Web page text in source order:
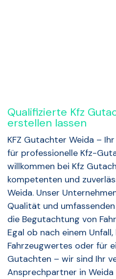
Qualifizierte Kfz
erstellen lassen
KFZ Gutachter Weida –
für professionelle Kfz-
willkommen bei Kfz
kompetenten und
Weida. Unser
Qualität und
die Begutachtung von
Egal ob nach einem
Fahrzeugwertes oder für
Gutachten – wir sind Ihr
Ansprechpartner in Weida